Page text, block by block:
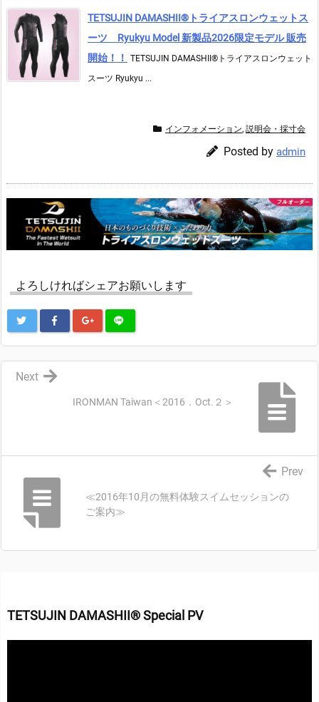
TETSUJIN DAMASHII®︎トライアスロンウェットス
ーツ Ryukyu Model 新製品2026限定モデル 販売
開始！！
TETSUJIN DAMASHII®︎トライアスロンウェット
スーツ Ryukyu ...
インフォメーション, 説明会・採寸会
Posted by admin
よろしければシェアお願いします
IRONMAN Taiwan＜2016．Oct.２＞
Next
≪2016年10月の無料体験スイムセッションの
ご案内≫
Prev
TETSUJIN DAMASHII® Special PV